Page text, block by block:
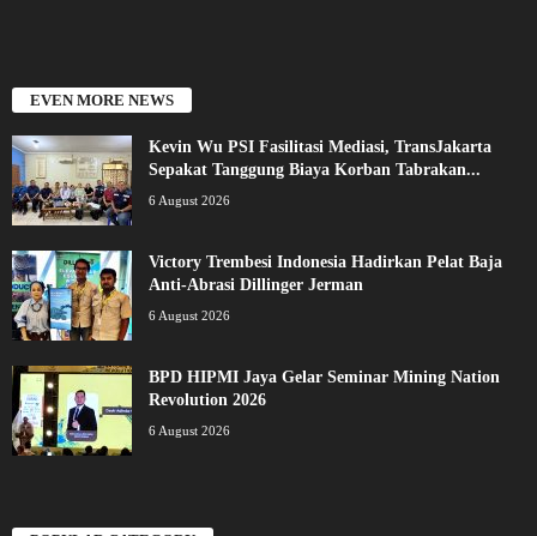
EVEN MORE NEWS
Kevin Wu PSI Fasilitasi Mediasi, TransJakarta
Sepakat Tanggung Biaya Korban Tabrakan...
6 August 2026
Victory Trembesi Indonesia Hadirkan Pelat Baja
Anti-Abrasi Dillinger Jerman
6 August 2026
BPD HIPMI Jaya Gelar Seminar Mining Nation
Revolution 2026
6 August 2026